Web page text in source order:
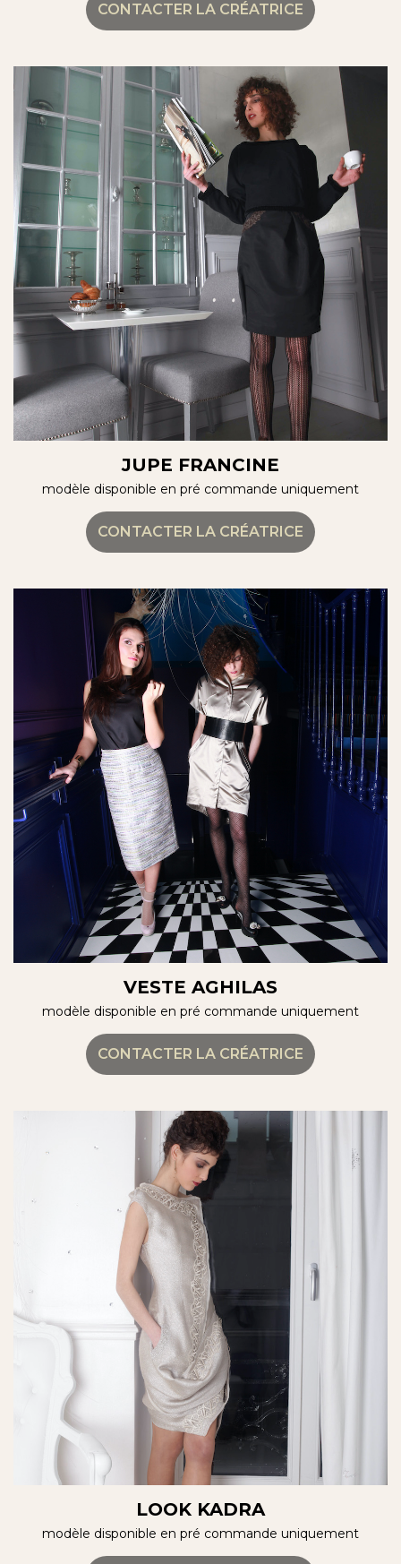
CONTACTER LA CRÉATRICE
JUPE FRANCINE
modèle disponible en pré commande uniquement
CONTACTER LA CRÉATRICE
VESTE AGHILAS
modèle disponible en pré commande uniquement
CONTACTER LA CRÉATRICE
LOOK KADRA
modèle disponible en pré commande uniquement